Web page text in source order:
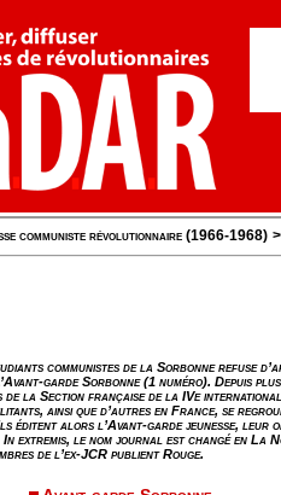
communiste révolutionnaire (1966-1968)
communistes de la Sorbonne refuse
garde Sorbonne(1 numéro). Depuis
de la Section française de la IVe
ainsi que d’autres en France, se
éditent alors l’Avant-garde jeunesse, leur
extremis, le nom journal est changé en La
de l’ex-JCR publientRouge.